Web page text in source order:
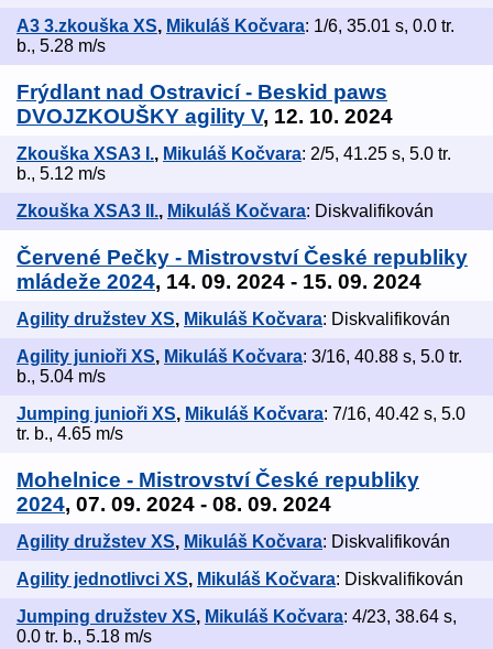
A3 3.zkouška XS, Mikuláš Kočvara: 1/6, 35.01 s, 0.0 tr.
b., 5.28 m/s
Frýdlant nad Ostravicí - Beskid paws
DVOJZKOUŠKY agility V, 12. 10. 2024
Zkouška XSA3 I., Mikuláš Kočvara: 2/5, 41.25 s, 5.0 tr.
b., 5.12 m/s
Zkouška XSA3 II., Mikuláš Kočvara: Diskvalifikován
Červené Pečky - Mistrovství České republiky
mládeže 2024, 14. 09. 2024 - 15. 09. 2024
Agility družstev XS, Mikuláš Kočvara: Diskvalifikován
Agility junioři XS, Mikuláš Kočvara: 3/16, 40.88 s, 5.0 tr.
b., 5.04 m/s
Jumping junioři XS, Mikuláš Kočvara: 7/16, 40.42 s, 5.0
tr. b., 4.65 m/s
Mohelnice - Mistrovství České republiky
2024, 07. 09. 2024 - 08. 09. 2024
Agility družstev XS, Mikuláš Kočvara: Diskvalifikován
Agility jednotlivci XS, Mikuláš Kočvara: Diskvalifikován
Jumping družstev XS, Mikuláš Kočvara: 4/23, 38.64 s,
0.0 tr. b., 5.18 m/s